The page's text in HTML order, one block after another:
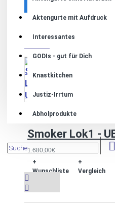
Aktengurte mit Aufdruck
Interessantes
GODIs - gut für Dich
Knastkitchen
Justiz-Irrtum
Abholprodukte
MEHR VON
Smoker Lok1 -
1.680,00€
+
Wunschliste
+
Vergleich